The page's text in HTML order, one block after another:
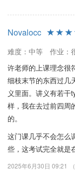
Novalocc
难度：中等
作业：
许老师的上课理念很
细枝末节的东西过几
义里面。讲义有若
样，我在去过前四周
的。
这门课几乎不会怎么
些，这考试完全就是
2025年6月30日 09:21